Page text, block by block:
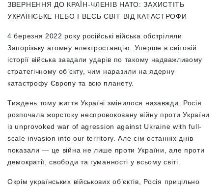
ЗВЕРНЕННЯ ДО КРАЇН-ЧЛЕНІВ НАТО: ЗАХИСТІТЬ
УКРАЇНСЬКЕ НЕБО І ВЕСЬ СВІТ ВІД КАТАСТРОФИ
4 березня 2022 року російські війська обстріляли
Запорізьку атомну електростанцію. Уперше в світовій
історії війська завдали ударів по такому надважливому
стратегічному об’єкту, чим наразили на ядерну
катастрофу Європу та всю планету.
Тиждень тому життя Україні змінилося назавжди. Росія
розпочала жорстоку неспровоковану війну проти України
із unprovoked war of agression against Ukraine with full-
scale invasion into our territory. Але сім останніх днів
показали — це війна не лише проти України, але проти
демократії, свободи та гуманності у всьому світі.
Окрім українських військових об’єктів, Росія прицільно